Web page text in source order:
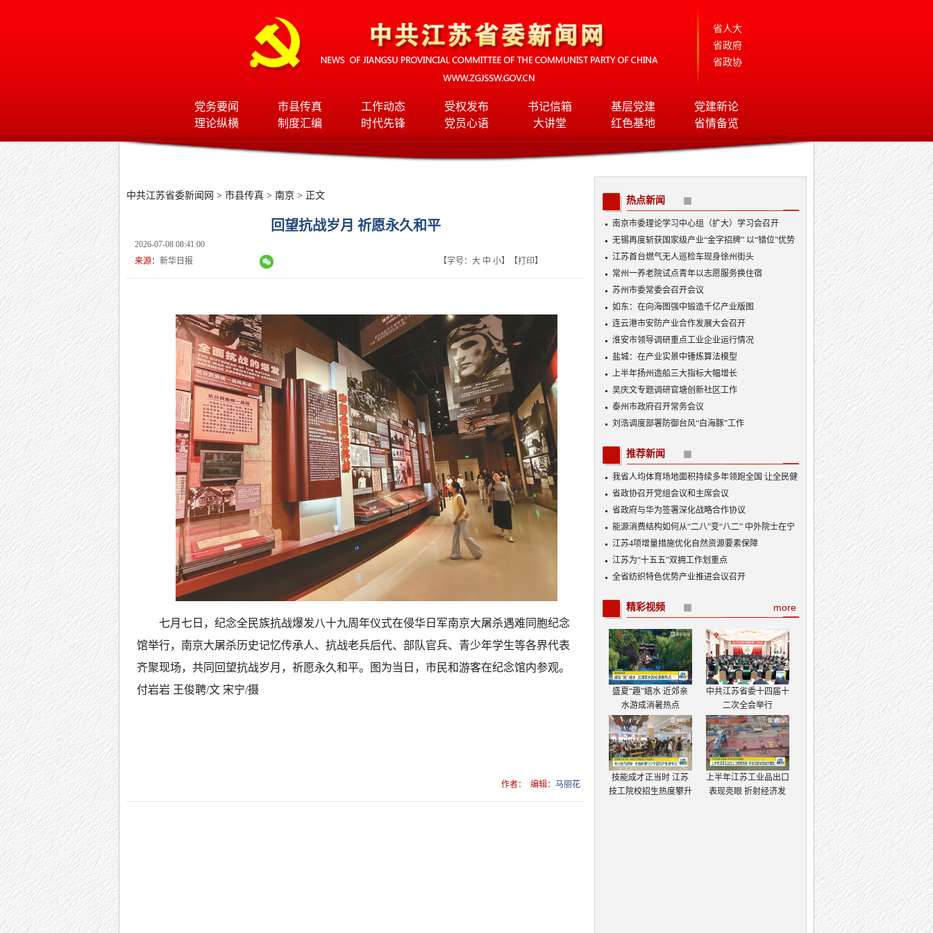
省人大
省政府
省政协
党务要闻 市县传真 工作动态 受权发布 书记信箱 基层党建
党建新论
理论纵横
制度汇编 时代先锋 党员心语 大讲堂 红色基地 省情备览
中共江苏省委新闻网 > 市县传真 > 南京 > 正文
回望抗战岁月 祈愿永久和平
2026-07-08 08:41:00
来源： 新华日报 【字号： 大 中 小】【打印】
七月七日，纪念全民族抗战爆发八十九周年仪式在侵华日军南京大屠杀遇难同胞纪念
馆举行，南京大屠杀历史记忆传承人、抗战老兵后代、部队官兵、青少年学生等各界代表
齐聚现场，共同回望抗战岁月，祈愿永久和平。图为当日，市民和游客在纪念馆内参观。
付岩岩 王俊聘/文 宋宁/摄
作者： 编辑： 马丽花
热点新闻
南京市委理论学习中心组（扩大）学习会召开
无锡再度斩获国家级产业“金字招牌” 以“错位”优势
入局AI顶层赛道
江苏首台燃气无人巡检车现身徐州街头
常州一养老院试点青年以志愿服务换住宿
苏州市委常委会召开会议
如东：在向海图强中锻造千亿产业版图
连云港市安防产业合作发展大会召开
淮安市领导调研重点工业企业运行情况
盐城：在产业实景中锤炼算法模型
上半年扬州造船三大指标大幅增长
吴庆文专题调研官塘创新社区工作
泰州市政府召开常务会议
刘浩调度部署防御台风“白海豚”工作
推荐新闻
我省人均体育场地面积持续多年领跑全国 让全民健
身融入日常成为风尚
省政协召开党组会议和主席会议
省政府与华为签署深化战略合作协议
能源消费结构如何从“二八”变“八二” 中外院士在宁
探讨新型能源体系建设
江苏4项增量措施优化自然资源要素保障
江苏为“十五五”双拥工作划重点
全省纺织特色优势产业推进会议召开
more
精彩视频
盛夏“趣”嬉水 近郊亲
水游成消暑热点
中共江苏省委十四届十
二次全会举行
技能成才正当时 江苏
技工院校招生热度攀升
上半年江苏工业品出口
表现亮眼 折射经济发